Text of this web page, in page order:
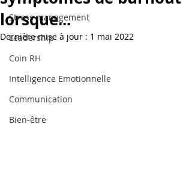
Stress management
Leadership
Coin RH
Intelligence Emotionnelle
Communication
Bien-être
lorsque...
Dernière mise à jour : 1 mai 2022